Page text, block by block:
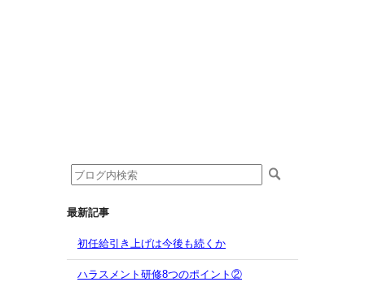
最新記事
初任給引き上げは今後も続くか
ハラスメント研修8つのポイント②